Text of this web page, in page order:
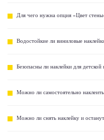
Для чего нужна опция «Цвет
Водостойкие ли виниловые
Безопасны ли наклейки для детской
Можно ли самостоятельно
Можно ли снять наклейку и